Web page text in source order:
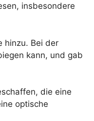
insbesondere
hinzu. Bei der
kann, und gab
die eine
optische